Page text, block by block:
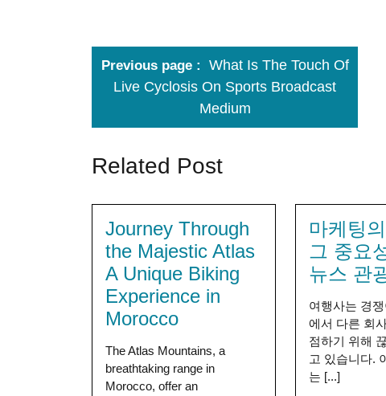
Previous page
What Is The Touch Of
Live Cyclosis On Sports Broadcast
Medium
Related Post
Journey Through
the Majestic Atlas
A Unique Biking
Experience in
Morocco
The Atlas Mountains, a
breathtaking range in
Morocco, offer an
마케팅
그 중요
뉴스 관
여행사는 경
에서 다른 회
점하기 위해
고 있습니다.
는 [...]